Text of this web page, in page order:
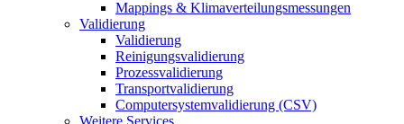
Mappings & Klimaverteilungsmessungen
Validierung
Validierung
Reinigungsvalidierung
Prozessvalidierung
Transportvalidierung
Computersystemvalidierung (CSV)
Weitere Services